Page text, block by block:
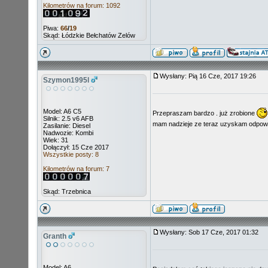
Kilometrów na forum: 1092
Piwa: 66/19
Skąd: Łódzkie Bełchatów Zelów
Szymon1995l
Model: A6 C5
Silnik: 2.5 v6 AFB
Zasilanie: Diesel
Nadwozie: Kombi
Wiek: 31
Dołączył: 15 Cze 2017
Wszystkie posty: 8
Kilometrów na forum: 7
Skąd: Trzebnica
Wysłany: Pią 16 Cze, 2017 19:26
Przepraszam bardzo . już zrobione
mam nadzieje ze teraz uzyskam
Granth Wysłany: Sob 17 Cze, 2017 01:32